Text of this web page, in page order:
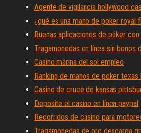
Agente de vigilancia hollywood
¿qué es una mano de poker royal
Buenas aplicaciones de póker
Tragamonedas en línea sin bonos
Casino marina del sol empleo
Ranking de manos de poker texas
Casino de cruce de kansas
Deposite el casino en línea paypal
Recorridos de casino para
Tragamonedas de oro descarga